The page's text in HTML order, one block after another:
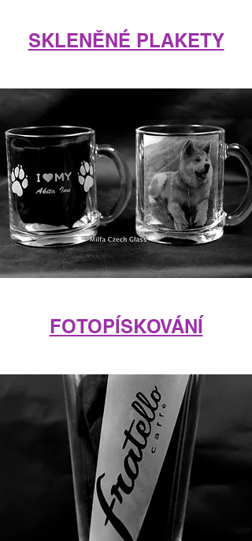
SKLENĚNÉ PLAKETY
FOTOPÍSKOVÁNÍ